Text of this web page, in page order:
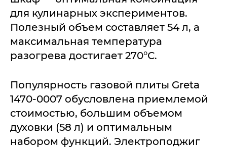
для кулинарных экспериментов.
Полезный объем составляет 54 л, а
максимальная температура
разогрева достигает 270°С.
Популярность газовой плиты Greta
1470-0007 обусловлена приемлемой
стоимостью, большим объемом
духовки (58 л) и оптимальным
набором функций. Электроподжиг